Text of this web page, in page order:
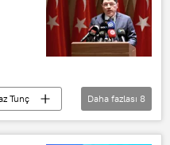
Tunç
Daha fazlası 8